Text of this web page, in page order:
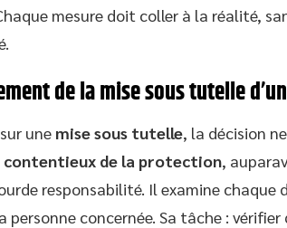
mesure doit coller à la réalité,
de la mise sous tutelle
une mise sous tutelle, la décision
contentieux de la protection,
responsabilité. Il examine chaque
personne concernée. Sa tâche : vérifier